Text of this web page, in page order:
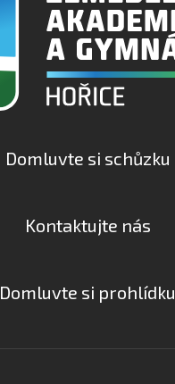
Domluvte si schůzku
Kontaktujte nás
Domluvte si prohlídku